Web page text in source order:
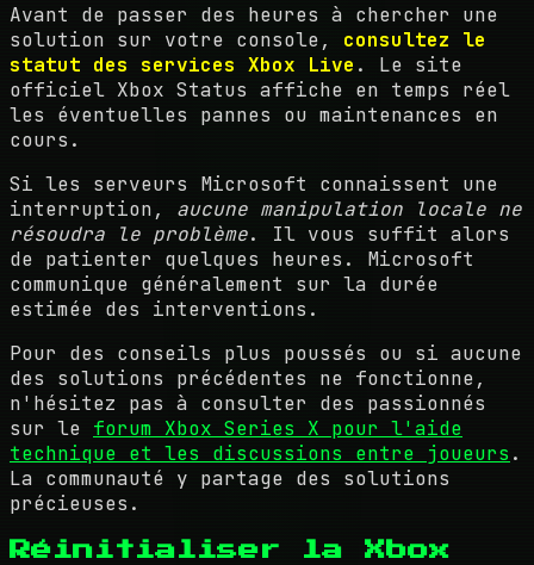
Avant de passer des heures à chercher une
solution sur votre console, consultez le
statut des services Xbox Live . Le site
officiel Xbox Status affiche en temps réel
les éventuelles pannes ou maintenances en
cours.
Si les serveurs Microsoft connaissent une
interruption, aucune manipulation locale ne
résoudra le problème. Il vous suffit alors
de patienter quelques heures. Microsoft
communique généralement sur la durée
estimée des interventions.
Pour des conseils plus poussés ou si aucune
des solutions précédentes ne fonctionne,
n'hésitez pas à consulter des passionnés
sur le forum Xbox Series X pour l'aide
technique et les discussions entre joueurs .
La communauté y partage des solutions
précieuses.
Réinitialiser la Xbox